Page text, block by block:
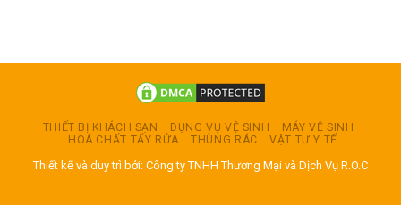
THIẾT BỊ KHÁCH SẠN DỤNG VỤ VỆ SINH
MÁY VỆ SINH
HOÁ CHẤT TẨY RỬA
THÙNG RÁC VẬT TƯ Y TẾ
Thiết kế và duy trì bởi: Công ty TNHH Thương Mại và Dịch Vụ R.O.C